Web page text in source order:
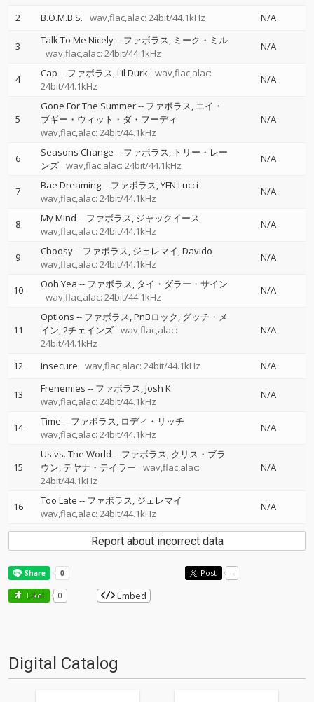
2
B.O.M.B.S. wav,flac,alac: 24bit/44.1kHz N/A
3 Talk To Me Nicely-- ファボラス ミーク・ミル
wav,flac,alac: 24bit/44.1kHz
N/A
4 Cap -- ファボラス Lil Durk wav,flac,alac:
24bit/44.1kHz
N/A
5
Gone For The Summer-- ファボラス エイ・
ブギー・ウィット・ダ・フーディ
wav,flac,alac: 24bit/44.1kHz
N/A
6 Seasons Change -- ファボラス
トリー・レー
ンズ wav,flac,alac: 24bit/44.1kHz
N/A
7 Bae Dreaming-- ファボラス YFN Lucci
wav,flac,alac: 24bit/44.1kHz
N/A
8 My Mind -- ファボラス ジャックイース
wav,flac,alac: 24bit/44.1kHz
N/A
9 Choosy-- ファボラス ジェレマイ Davido
wav,flac,alac: 24bit/44.1kHz
N/A
10 Ooh Yea -- ファボラス タイ・ダラー・サイン
wav,flac,alac: 24bit/44.1kHz
N/A
11
Options -- ファボラス PnBロック グッチ・メ
イン 2チェインズ wav,flac,alac:
24bit/44.1kHz
N/A
12 Insecure wav,flac,alac: 24bit/44.1kHz N/A
13 Frenemies -- ファボラス Josh K
wav,flac,alac: 24bit/44.1kHz
N/A
14 Time -- ファボラス ロディ・リッチ
wav,flac,alac: 24bit/44.1kHz
N/A
15
Us vs. The World -- ファボラス クリス・ブラ
ウン テヤナ・テイラー
wav,flac,alac:
24bit/44.1kHz
N/A
16 Too Late -- ファボラス ジェレマイ
wav,flac,alac: 24bit/44.1kHz
N/A
Report about incorrect data
Post -
Like! 0 Embed
Digital Catalog